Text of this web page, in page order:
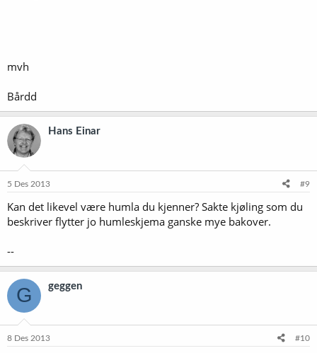
mvh
Bårdd
Hans Einar
5 Des 2013 #9
Kan det likevel være humla du kjenner? Sakte kjøling som du
beskriver flytter jo humleskjema ganske mye bakover.
--
G geggen
8 Des 2013 #10